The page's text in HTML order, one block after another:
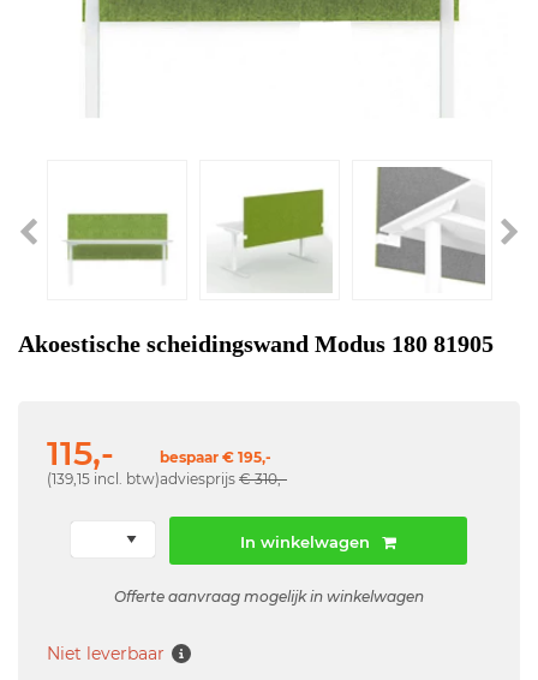
Akoestische scheidingswand Modus 180 81905
115,-
(139,15 incl. btw)
bespaar € 195,-
adviesprijs € 310,-
In winkelwagen
Offerte aanvraag mogelijk in winkelwagen
Niet leverbaar